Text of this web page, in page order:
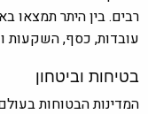
רבים. בין היתר תמצאו
עובדות, כסף, השקעות
בטיחות וביטחון